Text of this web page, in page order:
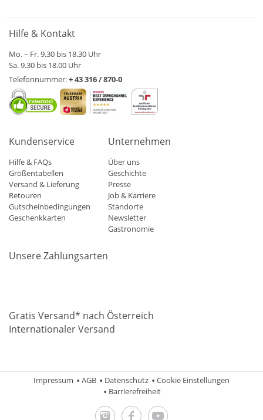
Hilfe & Kontakt
Mo. – Fr. 9.30 bis 18.30 Uhr
Sa. 9.30 bis 18.00 Uhr
Telefonnummer:+ 43 316 / 870-0
Kundenservice
Hilfe & FAQs
Größentabellen
Versand & Lieferung
Retouren
Gutscheinbedingungen
Geschenkkarten
Unternehmen
Über uns
Geschichte
Presse
Job & Karriere
Standorte
Newsletter
Gastronomie
Unsere Zahlungsarten
Gratis Versand* nach Österreich
Internationaler Versand
Impressum AGB Datenschutz
Cookie Einstellungen
Barrierefreiheit